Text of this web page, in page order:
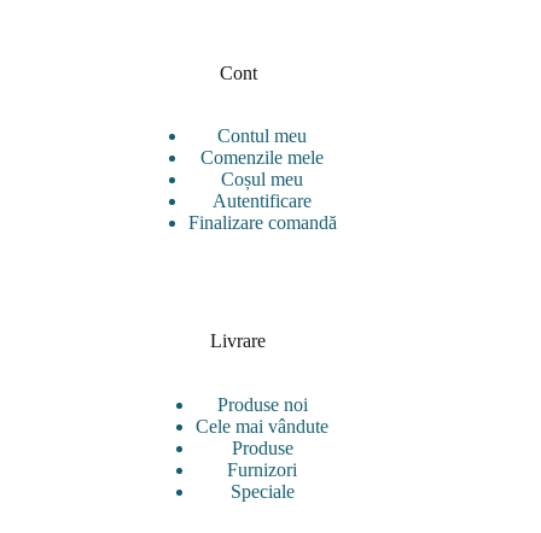
Cont
Contul meu
Comenzile mele
Coșul meu
Autentificare
Finalizare comandă
Livrare
Produse noi
Cele mai vândute
Produse
Furnizori
Speciale